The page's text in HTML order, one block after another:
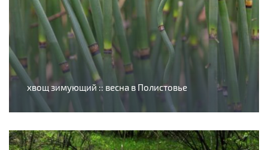
хвощ зимующий :: весна в Полистовье